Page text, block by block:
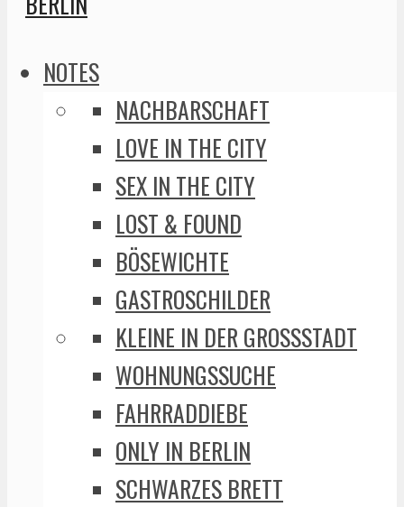
NOTES
NACHBARSCHAFT
LOVE IN THE CITY
SEX IN THE CITY
LOST & FOUND
BÖSEWICHTE
GASTROSCHILDER
KLEINE IN DER GROSSSTADT
WOHNUNGSSUCHE
FAHRRADDIEBE
ONLY IN BERLIN
SCHWARZES BRETT